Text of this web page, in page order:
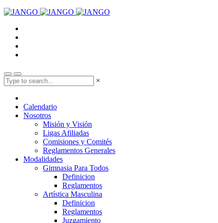
×
Calendario
Nosotros
Misión y Visión
Ligas Afiliadas
Comisiones y Comités
Reglamentos Generales
Modalidades
Gimnasia Para Todos
Definicion
Reglamentos
Artística Masculina
Definicion
Reglamentos
Juzgamiento